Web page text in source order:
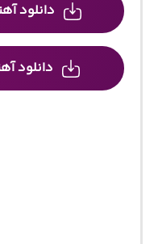
دانلود
دانلود